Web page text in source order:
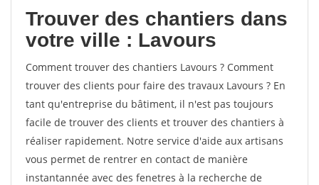
Trouver des chantiers dans
votre ville : Lavours
Comment trouver des chantiers Lavours ? Comment
trouver des clients pour faire des travaux Lavours ? En
tant qu'entreprise du bâtiment, il n'est pas toujours
facile de trouver des clients et trouver des chantiers à
réaliser rapidement. Notre service d'aide aux artisans
vous permet de rentrer en contact de manière
instantannée avec des fenetres à la recherche de